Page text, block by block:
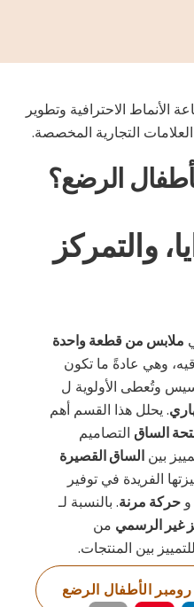
الرضع؟
والتمركز
ملابس من قطعة واحدة
وهي عادةً ما تكون
وتُعطى الأولوية ل
. يحلل هذا القسم أهم
الساق التصاميم
بينالساق القصيرة
الفريدة في توفير
وحركة مرنة. بالنسبة لـ
غير الرسمي من
الأطفال الرضع